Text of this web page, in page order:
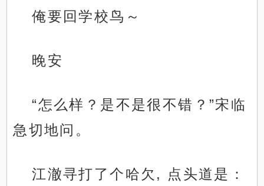
俺要回学校鸟～
晚安
“怎么样？是不是很不错？”宋临
急切地问。
江澈寻打了个哈欠, 点头道是：